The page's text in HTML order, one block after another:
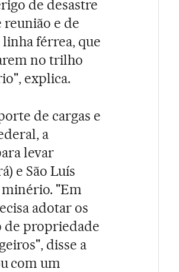
de desastre
e de
férrea, que
no trilho
explica.
de cargas e
a
levar
e São Luís
"Em
adotar os
de propriedade
disse a
com um